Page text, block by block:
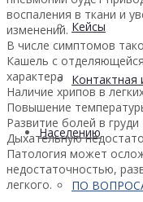
Кейсы
Населению
ПО
воспаления в ткани и
изменений.
В числе симптомов
Кашель с
характера
Наличие хрипов в
Повышение
Развитие болей в груди
Дыхательную
Патология может
недостаточностью,
легкого.